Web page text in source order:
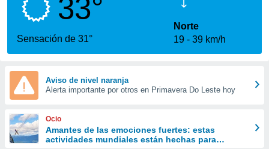
calidad.
a este
las
y
forma
digital
basada
33°
Sensación de 31°
Norte
19
39 km/h
Aviso de nivel naranja
Alerta importante por otros en Primavera Do Leste hoy
Ocio
Amantes de las emociones fuertes: estas
actividades mundiales están hechas para